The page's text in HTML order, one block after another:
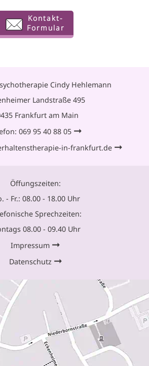
Kontakt-
Formular
Cindy Hehlemann
Landstraße 495
Frankfurt am Main
069 95 40 88 05 ➞
in-frankfurt.de ➞
Öffungszeiten:
- Fr.: 08.00 - 18.00 Uhr
Sprechzeiten:
08.00 - 09.40 Uhr
Impressum ➞
Datenschutz ➞